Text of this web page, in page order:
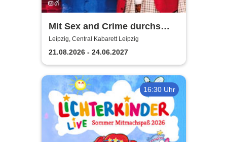
Mit Sex and Crime durchs
Altersheim - Leipziger Central
Kabarett
Leipzig, Central Kabarett Leipzig
21.08.2026 - 24.06.2027
16:30 Uhr